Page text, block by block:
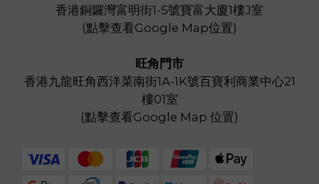
香港銅鑼灣富明街1-5號寶富大廈1樓J室
(點擊查看Google Map位置)
旺角門市
香港九龍旺角西洋菜南街1A-1K號百寶利商業中心21
樓01室
(點擊查看Google Map 位置)